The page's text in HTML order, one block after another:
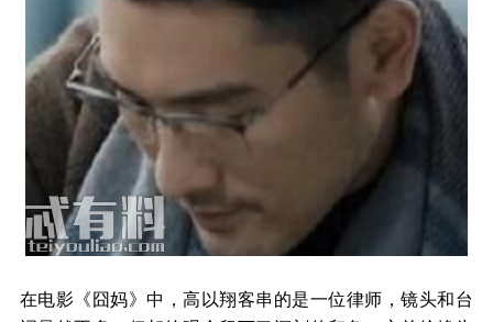
在电影《囧妈》中，高以翔客串的是一位律师，镜头和台